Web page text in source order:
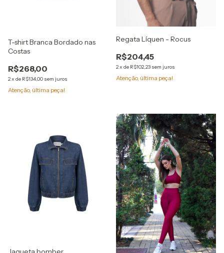
T-shirt Branca Bordado nas
Costas
R$268,00
2x de R$134,00 sem juros
Atenção, última peça!
Regata Líquen - Rocus
R$204,45
2x de R$102,23 sem juros
Atenção, última peça!